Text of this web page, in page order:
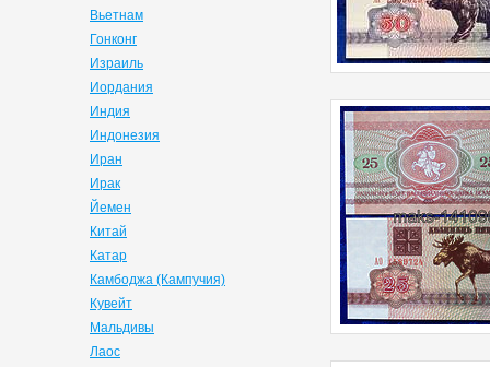
Вьетнам
Гонконг
Израиль
Иордания
Индия
Индонезия
Иран
Ирак
Йемен
Китай
Катар
Камбоджа (Кампучия)
Кувейт
Мальдивы
Лаос